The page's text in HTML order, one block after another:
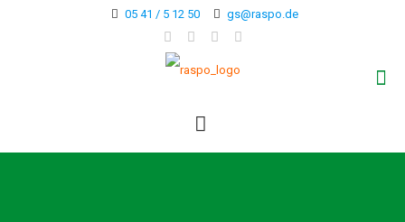
05 41 / 5 12 50 gs@raspo.de